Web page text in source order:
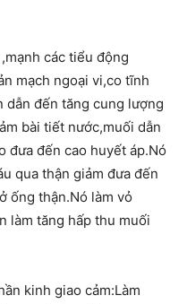
các tiểu động
mạch ngoại vi,co tĩnh
dẫn đến tăng cung lượng
bài tiết nước,muối dẫn
đưa đến cao huyết áp.Nó
qua thận giảm đưa đến
ống thận.Nó làm vỏ
làm tăng hấp thu muối
kinh giao cảm:Làm